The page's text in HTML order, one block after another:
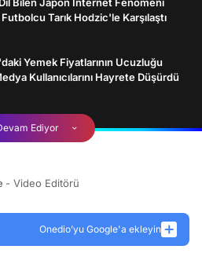
Tarık Hodzic'le Karşılaştı
Yemek Fiyatlarının Ucuzluğu
Kullanıcılarını Hayrete Düşürdü
Ediyor
- Video Editörü
Onedio’yu Google'a ekleyin